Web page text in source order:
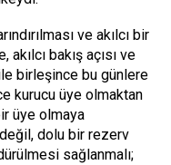
ve akılcı bir
bakış açısı ve
birleşince bu günlere
kurucu üye olmaktan
üye olmaya
dolu bir rezerv
sağlanmalı;